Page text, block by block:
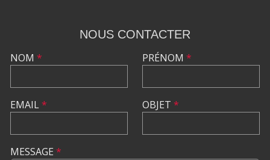
NOUS CONTACTER
NOM *
EMAIL*
PRÉNOM *
OBJET *
MESSAGE *